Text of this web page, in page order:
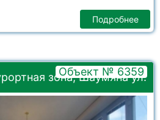
Подробнее
зона, Шаумяна ул.
Объект № 6359